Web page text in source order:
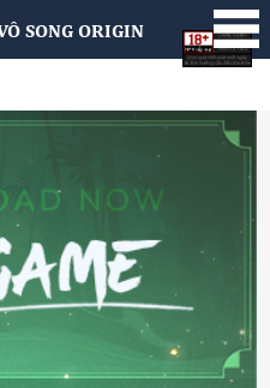
SONG ORIGIN